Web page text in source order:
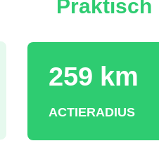
Praktisch
259 km
ACTIERADIUS